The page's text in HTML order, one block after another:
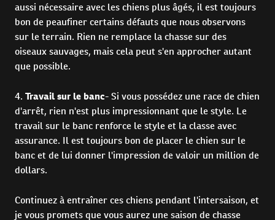
aussi nécessaire avec les chiens plus âgés, il est toujours
bon de peaufiner certains défauts que nous observons
sur le terrain. Rien ne remplace la chasse sur des
oiseaux sauvages, mais cela peut s'en approcher autant
que possible.
4. Travail sur le banc- Si vous possédez une race de chien
d'arrêt, rien n'est plus impressionnant que le style. Le
travail sur le banc renforce le style et la classe avec
assurance. Il est toujours bon de placer le chien sur le
banc et de lui donner l'impression de valoir un million de
dollars.
Continuez à entraîner ces chiens pendant l'intersaison, et
je vous promets que vous aurez une saison de chasse